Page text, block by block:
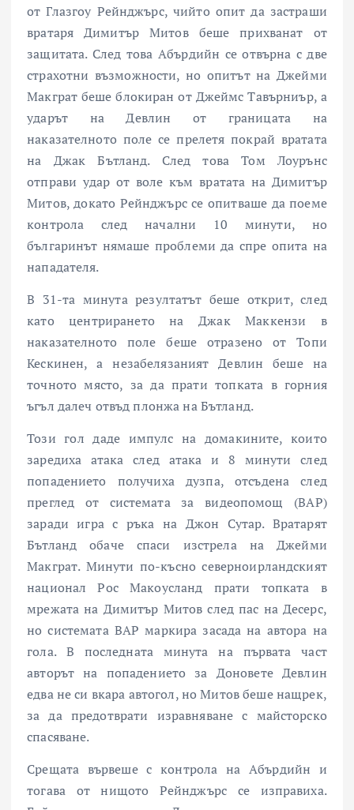
от Глазгоу Рейнджърс, чийто опит да застраши
вратаря Димитър Митов беше прихванат от
защитата. След това Абърдийн се отвърна с две
страхотни възможности, но опитът на Джейми
Макграт беше блокиран от Джеймс Тавърниър, а
ударът на Девлин от границата на
наказателното поле се прелетя покрай вратата
на Джак Бътланд. След това Том Лоурънс
отправи удар от воле към вратата на Димитър
Митов, докато Рейнджърс се опитваше да поеме
контрола след начални 10 минути, но
българинът нямаше проблеми да спре опита на
нападателя.
В 31-та минута резултатът беше открит, след
като центрирането на Джак Маккензи в
наказателното поле беше отразено от Топи
Кескинен, а незабелязаният Девлин беше на
точното място, за да прати топката в горния
ъгъл далеч отвъд плонжа на Бътланд.
Този гол даде импулс на домакините, които
заредиха атака след атака и 8 минути след
попадението получиха дузпа, отсъдена след
преглед от системата за видеопомощ (ВАР)
заради игра с ръка на Джон Сутар. Вратарят
Бътланд обаче спаси изстрела на Джейми
Макграт. Минути по-късно северноирландският
национал Рос Макоусланд прати топката в
мрежата на Димитър Митов след пас на Десерс,
но системата ВАР маркира засада на автора на
гола. В последната минута на първата част
авторът на попадението за Доновете Девлин
едва не си вкара автогол, но Митов беше нащрек,
за да предотврати изравняване с майсторско
спасяване.
Срещата вървеше с контрола на Абърдийн и
тогава от нищото Рейнджърс се изправиха.